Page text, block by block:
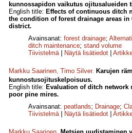
kunnossapidon vaikutus ojitusalueiden
English title: Effects of continuous ditch
the condition of forest drainage areas in
district.
Avainsanat: forest drainage;
ditch maintenance; stand volume
Tiivistelmä| Näytä lisätiedot
Markku Saarinen, Timo Silver. Karujen
kunnostusojituskelpoisuus.
English title: Evaluation of ditch network
poor pine mires.
Avainsanat: peatlands; Drainage;
Tiivistelmä| Näytä lisätiedot